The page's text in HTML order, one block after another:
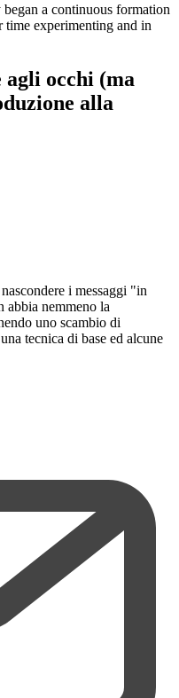
a continuous formation
time experimenting and in
agli occhi (ma
alla
i messaggi "in
abbia nemmeno la
uno scambio di
tecnica di base ed alcune